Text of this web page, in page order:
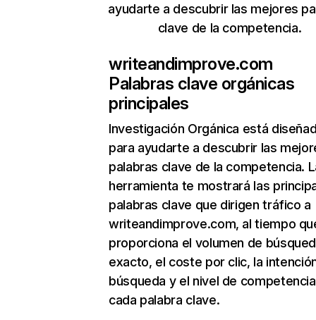
ayudarte a descubrir las mejores
clave de la competencia.
writeandimprove.com
Palabras clave orgánicas
principales
Investigación Orgánica está
para ayudarte a descubrir las
palabras clave de la competencia.
herramienta te mostrará las
palabras clave que dirigen tráfico a
writeandimprove.com, al tiempo
proporciona el volumen de
exacto, el coste por clic, la
búsqueda y el nivel de
cada palabra clave.